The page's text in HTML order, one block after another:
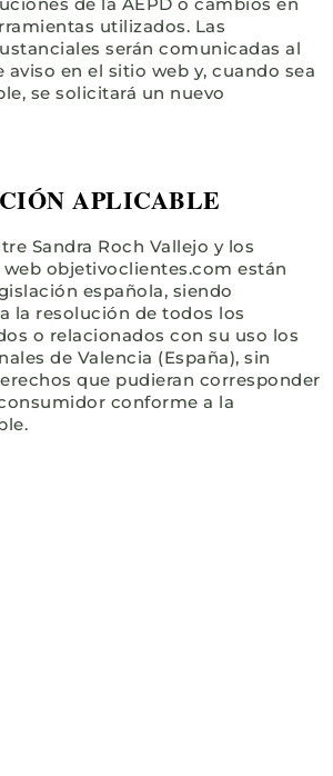
utilizados. Las
serán comunicadas al
en el sitio web y, cuando sea
se solicitará un nuevo
APLICABLE
Sandra Roch Vallejo y los
objetivoclientes.com están
española, siendo
la resolución de todos los
o relacionados con su uso los
de Valencia (España), sin
que pudieran corresponder
conforme a la